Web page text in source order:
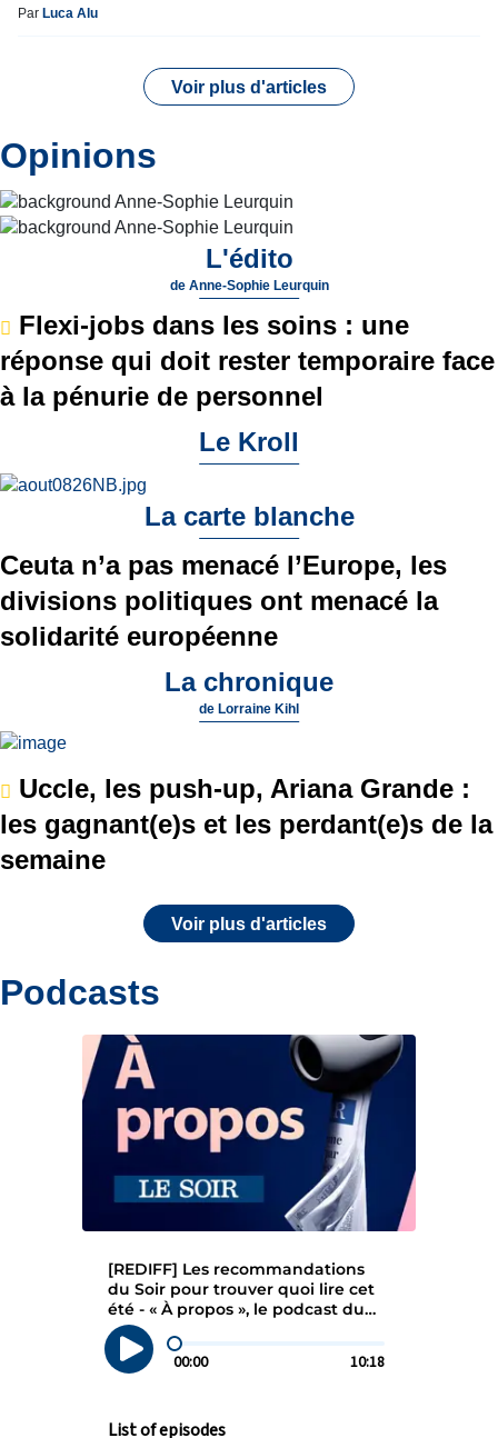
Par Luca Alu
Voir plus d'articles
Opinions
L'édito
de Anne-Sophie Leurquin
Flexi-jobs dans les soins : une
réponse qui doit rester temporaire face
à la pénurie de personnel
Le Kroll
La carte blanche
Ceuta n’a pas menacé l’Europe, les
divisions politiques ont menacé la
solidarité européenne
La chronique
de Lorraine Kihl
Uccle, les push-up, Ariana Grande :
les gagnant(e)s et les perdant(e)s de la
semaine
Voir plus d'articles
Podcasts